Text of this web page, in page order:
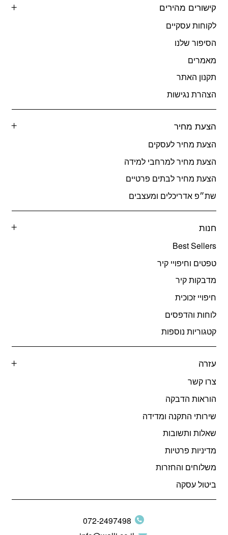
קישורים מהירים
לקוחות עסקיים
הסיפור שלנו
מאמרים
תקנון האתר
הצהרת נגישות
הצעת מחיר
הצעת מחיר לעסקים
הצעת מחיר למרחבי למידה
הצעת מחיר לבתים פרטיים
שת״פ אדריכלים ומעצבים
חנות
Best Sellers
טפטים וחיפויי קיר
מדבקות קיר
חיפויי זכוכית
לוחות והדפסים
קטגוריות נוספות
עזרה
צרו קשר
הוראות הדבקה
שירותי התקנה ומדידה
שאלות ותשובות
מדיניות פרטיות
משלוחים והחזרות
ביטול עסקה
072-2497498